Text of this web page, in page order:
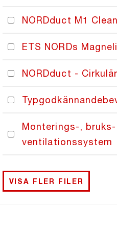
NORDduct M1
ETS NORDs
NORDduct -
Monterings-,
ventilationssystem
VISA FLER FILER